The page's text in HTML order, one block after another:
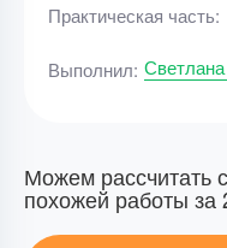
Практическая часть:
Выполнил:
Можем рассчитать
похожей работы за